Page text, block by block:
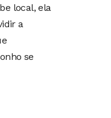
local, ela
a
se